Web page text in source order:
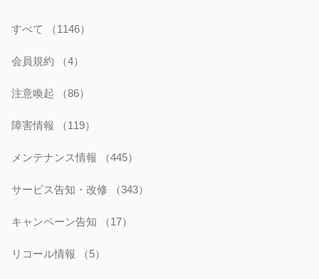
すべて （1146）
会員規約 （4）
注意喚起 （86）
障害情報 （119）
メンテナンス情報 （445）
サービス告知・改修 （343）
キャンペーン告知 （17）
リコール情報 （5）